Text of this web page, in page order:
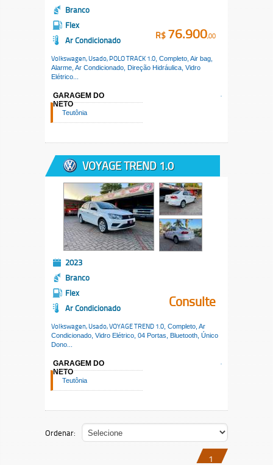
Branco
Flex
Ar Condicionado
Volkswagen, Usado, POLO TRACK 1.0 , Completo, Air bag,
Alarme, Ar Condicionado, Direção Hidráulica, Vidro
Elétrico...
R$ 76.900,00
GARAGEM DO
NETO
Teutônia
VOYAGE TREND 1.0
2023
Branco
Flex
Ar Condicionado
Volkswagen, Usado,VOYAGE TREND 1.0 , Completo, Ar
Condicionado, Vidro Elétrico, 04 Portas, Bluetooth, Único
Dono...
Consulte
GARAGEM DO
NETO
Teutônia
Ordenar:
1